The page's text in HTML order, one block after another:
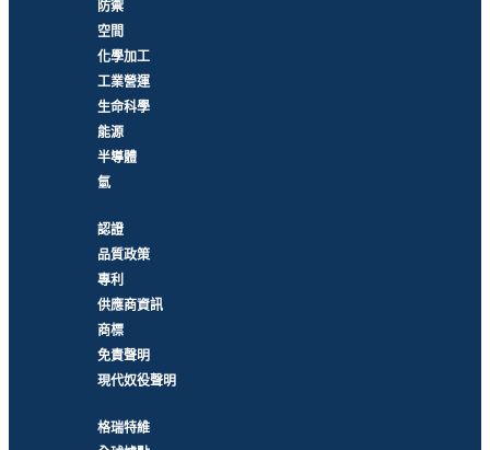
防禦
空間
化學加工
工業營運
生命科學
能源
半導體
氫
認證
品質政策
專利
供應商資訊
商標
免責聲明
現代奴役聲明
格瑞特維